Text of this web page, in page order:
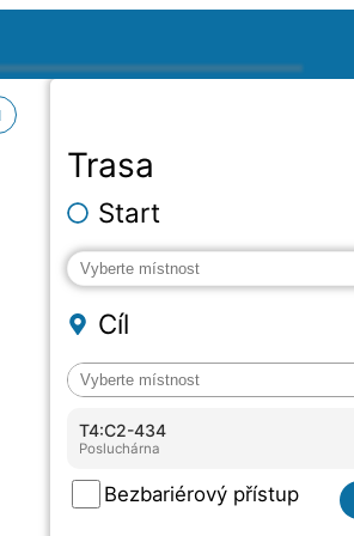
Trasa
Start
Cíl
T4:C2-434
Posluchárna
Bezbariérový přístup